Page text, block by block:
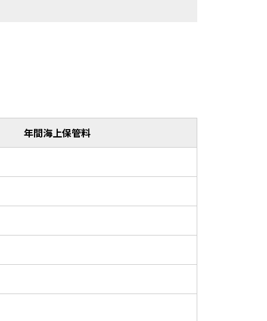
年間海上保管料